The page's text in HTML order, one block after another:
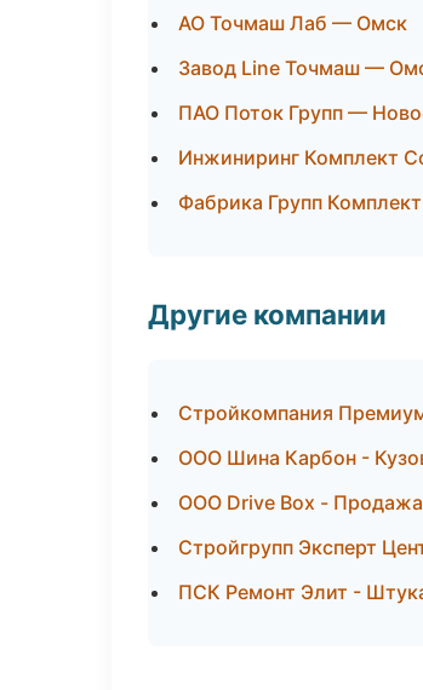
АО Точмаш Лаб — Омск
Завод Line Точмаш —
ПАО Поток Групп —
Инжиниринг Комплект
Фабрика Групп
Другие компании
Стройкомпания
ООО Шина Карбон -
ООО Drive Box - Продажа
Стройгрупп Эксперт
ПСК Ремонт Элит -